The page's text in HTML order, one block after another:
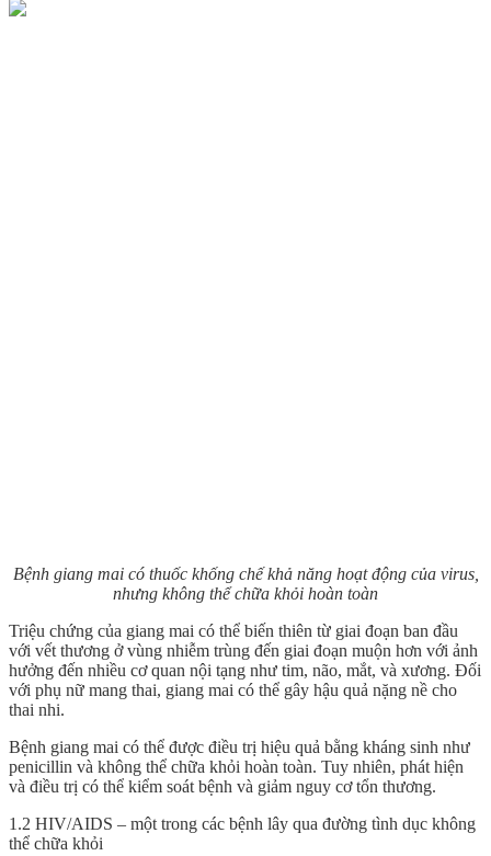
Bệnh giang mai có thuốc khống chế khả năng hoạt động của virus,
nhưng không thể chữa khỏi hoàn toàn
Triệu chứng của giang mai có thể biến thiên từ giai đoạn ban đầu
với vết thương ở vùng nhiễm trùng đến giai đoạn muộn hơn với ảnh
hưởng đến nhiều cơ quan nội tạng như tim, não, mắt, và xương. Đối
với phụ nữ mang thai, giang mai có thể gây hậu quả nặng nề cho
thai nhi.
Bệnh giang mai có thể được điều trị hiệu quả bằng kháng sinh như
penicillin và không thể chữa khỏi hoàn toàn. Tuy nhiên, phát hiện
và điều trị có thể kiểm soát bệnh và giảm nguy cơ tổn thương.
1.2 HIV/AIDS – một trong các bệnh lây qua đường tình dục không
thể chữa khỏi